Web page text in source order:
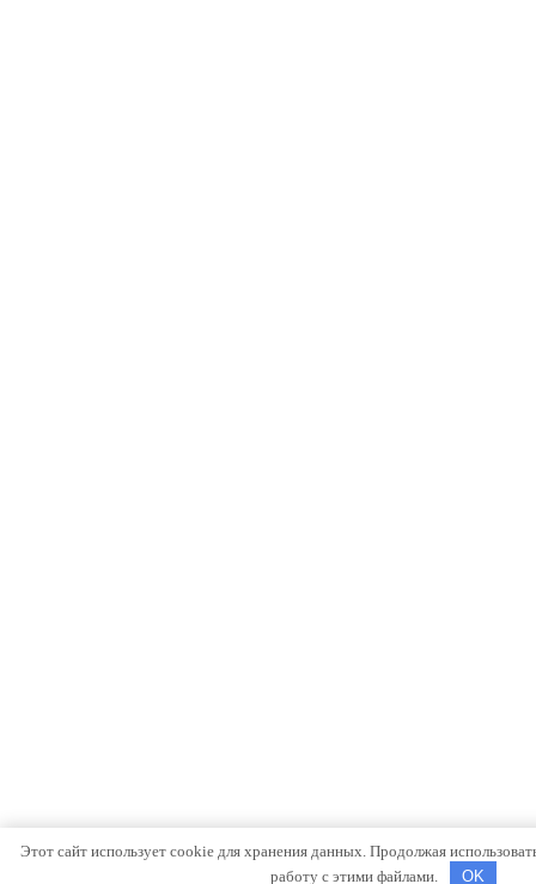
Этот сайт использует cookie для хранения данных. Продолжая
работу с этими файлами.
OK